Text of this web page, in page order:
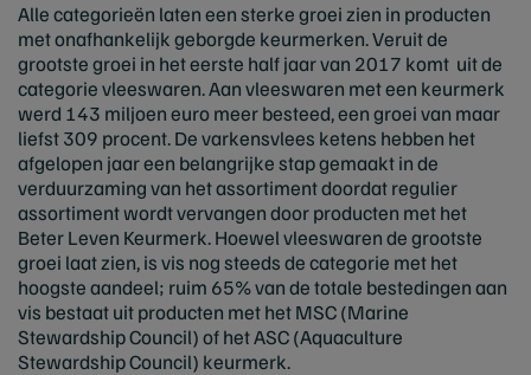
Alle categorieën laten een sterke groei zien in producten
met onafhankelijk geborgde keurmerken. Veruit de
grootste groei in het eerste half jaar van 2017 komt uit de
categorie vleeswaren. Aan vleeswaren met een keurmerk
werd 143 miljoen euro meer besteed, een groei van maar
liefst 309 procent. De varkensvlees ketens hebben het
afgelopen jaar een belangrijke stap gemaakt in de
verduurzaming van het assortiment doordat regulier
assortiment wordt vervangen door producten met het
Beter Leven Keurmerk. Hoewel vleeswaren de grootste
groei laat zien, is vis nog steeds de categorie met het
hoogste aandeel; ruim 65% van de totale bestedingen aan
vis bestaat uit producten met het MSC (Marine
Stewardship Council) of het ASC (Aquaculture
Stewardship Council) keurmerk.